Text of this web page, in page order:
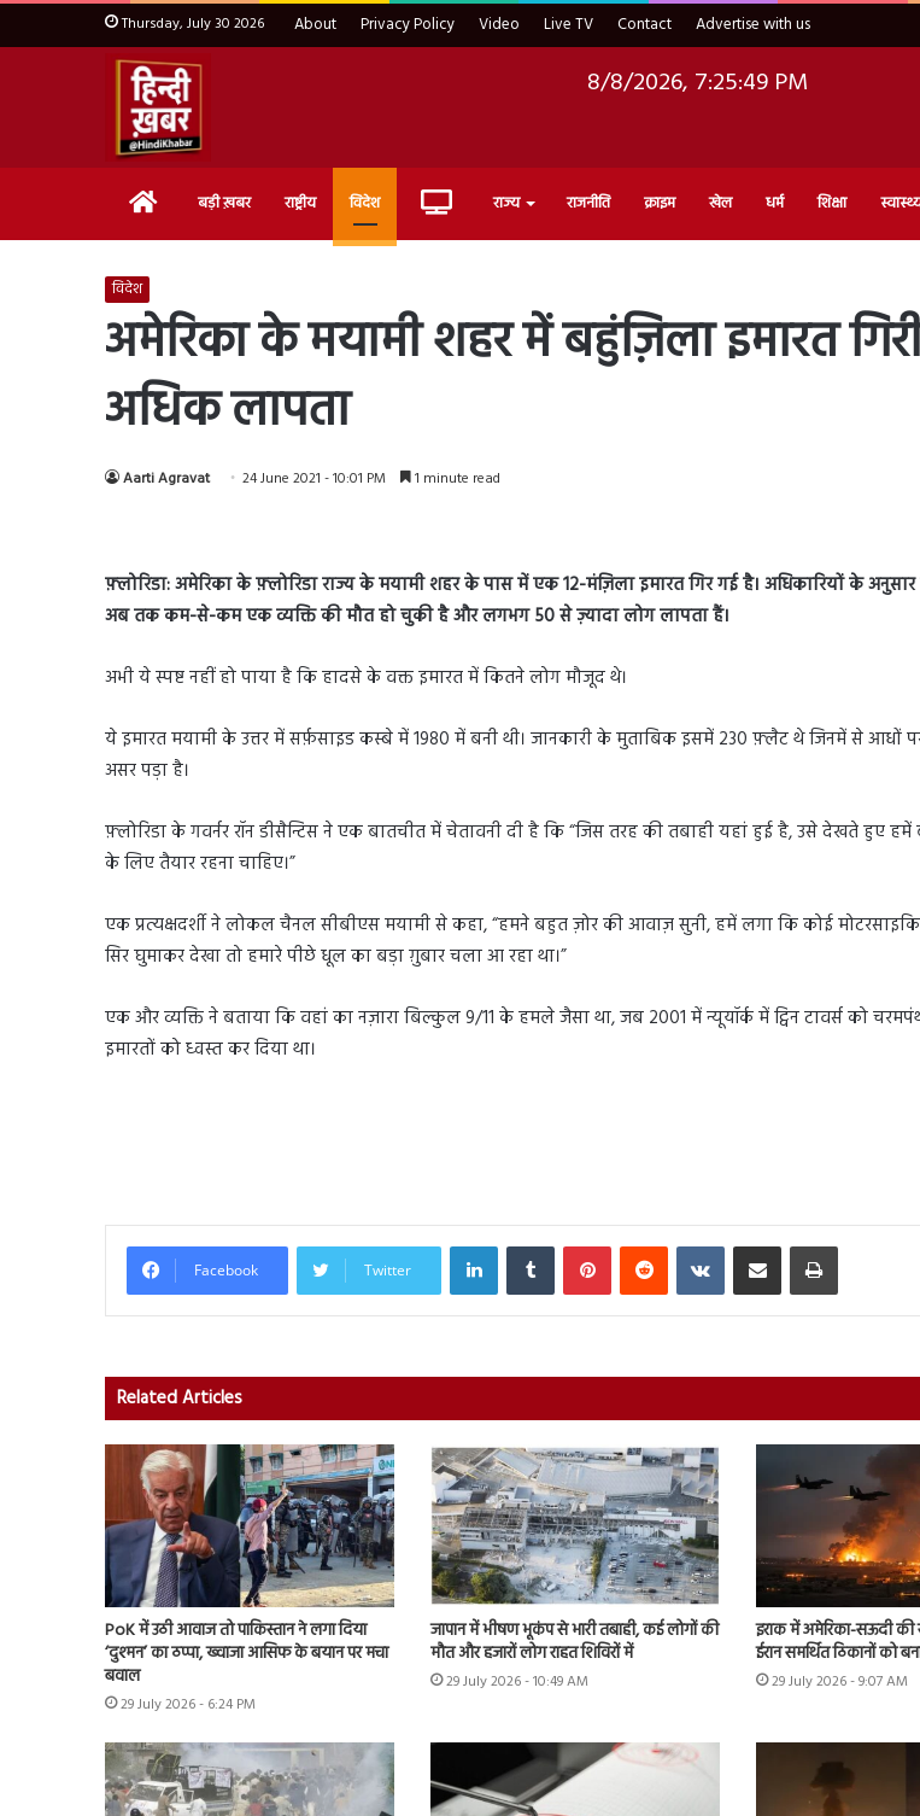
Thursday, July 30 2026 About Privacy Policy Video Live TV Contact Advertise with us
8/8/2026, 7:25:50 PM
Home बड़ी ख़बर राष्ट्रीय विदेश Live राज्य राजनीति क्राइम खेल धर्म शिक्षा
विदेश
अमेरिका के मयामी शहर में बहुंज़िला इमारत
अधिक लापता
Aarti Agravat 24 June 2021 - 10:01 PM 1 minute read
फ़्लोरिडा:अमेरिका के फ़्लोरिडा राज्य के मयामी शहर के पास में एक12-मंज़िला इमारत गिर गई है। अधिकारियों के
अब तक कम-से-कम एक व्यक्ति की मौत हो चुकी है और लगभग50से ज़्यादा लोग लापता हैं।
अभी ये स्पष्ट नहीं हो पाया है कि हादसे के वक्त इमारत में कितने लोग मौजूद थे।
ये इमारत मयामी के उत्तर में सर्फ़साइड कस्बे में 1980 में बनी थी। जानकारी के मुताबिक इसमें 230 फ़्लैट थे जिनमें से आधों
असर पड़ा है।
फ़्लोरिडा के गवर्नर रॉन डीसैन्टिस ने एक बातचीत में चेतावनी दी है कि “जिस तरह की तबाही यहां हुई है, उसे देखते हुए
के लिए तैयार रहना चाहिए।”
एक प्रत्यक्षदर्शी ने लोकल चैनल सीबीएस मयामी से कहा, “हमने बहुत ज़ोर की आवाज़ सुनी, हमें लगा कि कोई
सिर घुमाकर देखा तो हमारे पीछे धूल का बड़ा ग़ुबार चला आ रहा था।”
एक और व्यक्ति ने बताया कि वहां का नज़ारा बिल्कुल 9/11 के हमले जैसा था, जब 2001 में न्यूयॉर्क में ट्विन टावर्स को
इमारतों को ध्वस्त कर दिया था।
Facebook Twitter
LinkedInTumblr PinterestReddit VKontakteShare via Email Print
Related Articles
PoK में उठी आवाज तो पाकिस्तान ने लगा दिया
‘दुश्मन’ का ठप्पा, ख्वाजा आसिफ के बयान पर मचा
बवाल
29 July 2026 - 6:24 PM
जापान में भीषण भूकंप से भारी तबाही, कई लोगों की
मौत और हजारों लोग राहत शिविरों में
29 July 2026 - 10:49 AM
इराक में अमेरिका-सऊदी की
ईरान समर्थित ठिकानों को
29 July 2026 - 9:07 AM